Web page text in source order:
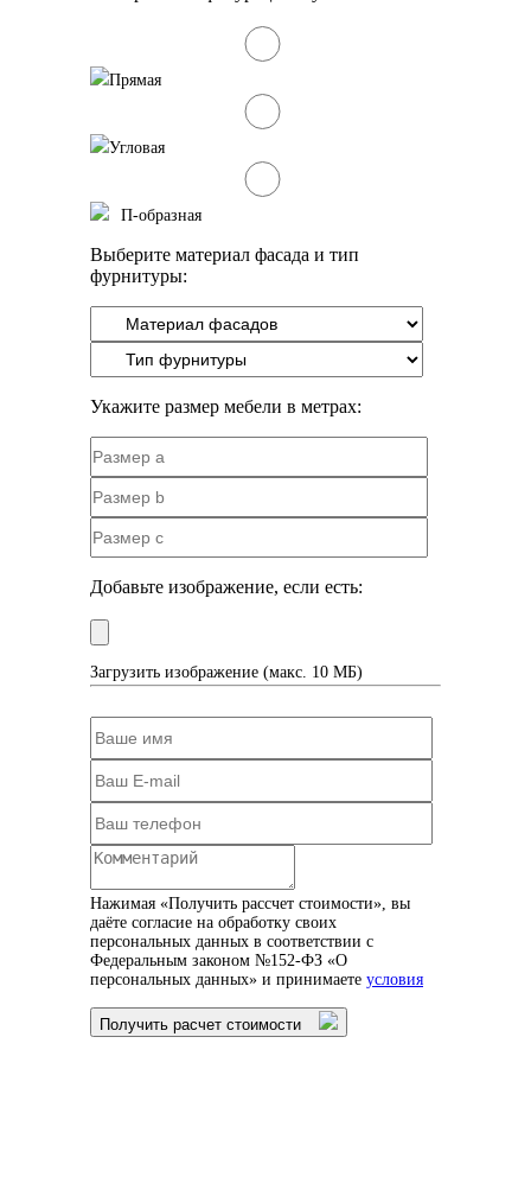
Прямая
Угловая
П-образная
Выберите материал фасада и тип
фурнитуры:
Укажите размер мебели в метрах:
Добавьте изображение, если есть:
Загрузить изображение (макс. 10 МБ)
Нажимая «Получить рассчет стоимости», вы
даёте согласие на обработку своих
персональных данных в соответствии с
Федеральным законом №152-ФЗ «О
персональных данных» и принимаете условия
Получить расчет стоимости